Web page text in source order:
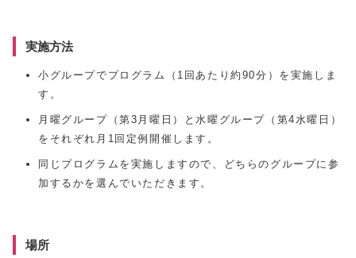
実施方法
小グループでプログラム（1回あたり約90分）を実施しま
す。
月曜グループ（第3月曜日）と水曜グループ（第4水曜日）
をそれぞれ月1回定例開催します。
同じプログラムを実施しますので、どちらのグループに参
加するかを選んでいただきます。
場所